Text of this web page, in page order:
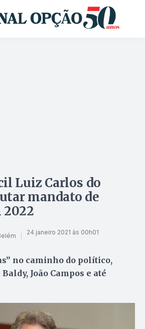
Luiz Carlos do
mandato de
2022
24 janeiro 2021 às 00h01
no caminho do político,
João Campos e até